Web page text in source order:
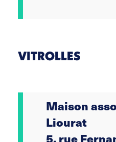
VITROLLES
Maison
Liourat
5, rue